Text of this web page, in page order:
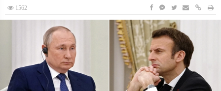
1562